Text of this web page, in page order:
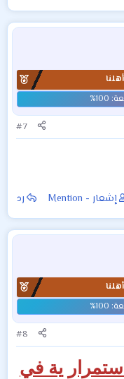
#7
إشعار - Mention رد
#8
ية في